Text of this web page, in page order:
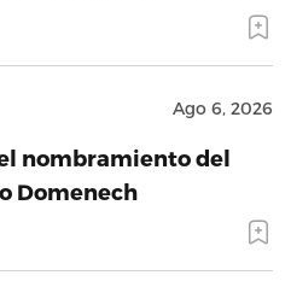
Ago 6, 2026
nombramiento del
Domenech